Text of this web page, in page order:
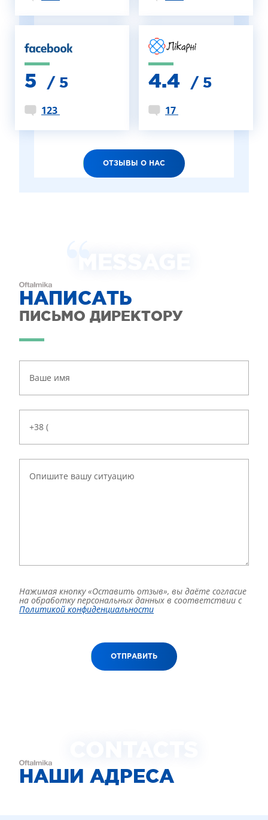
5 / 5
123
4.4 / 5
17
ОТЗЫВЫ О НАС
НАПИСАТЬ
ПИСЬМО ДИРЕКТОРУ
Нажимая кнопку «Оставить отзыв», вы даёте согласие
на обработку персональных данных в соответствии с
Политикой конфиденциальности
ОТПРАВИТЬ
НАШИ АДРЕСА